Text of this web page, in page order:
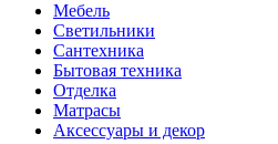
Мебель
Светильники
Сантехника
Бытовая техника
Отделка
Матрасы
Аксессуары и декор